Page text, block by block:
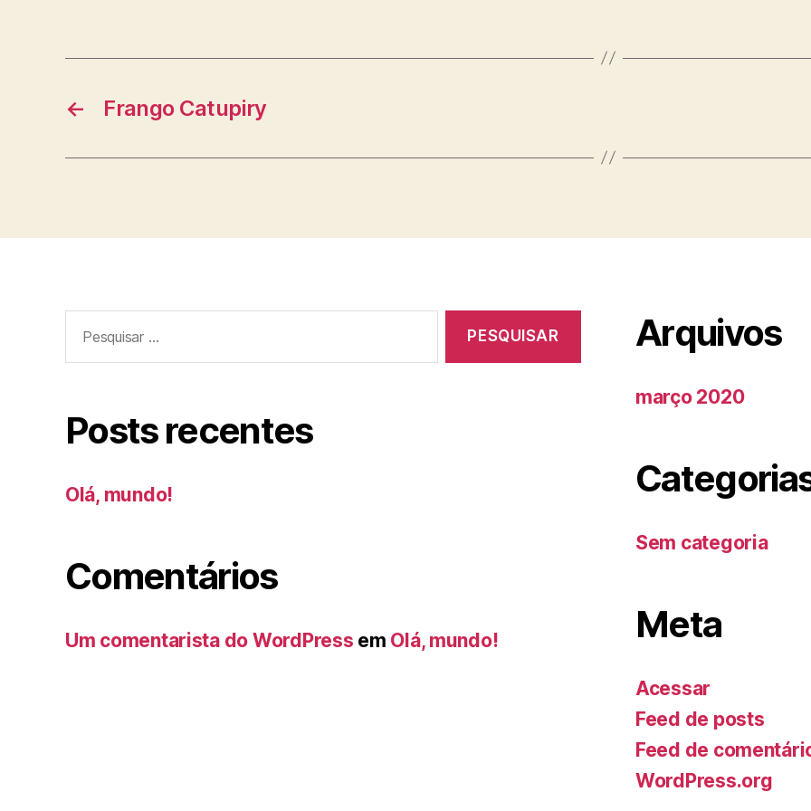
← Frango Catupiry
Posts recentes
Olá, mundo!
Comentários
Um comentarista do WordPress em Olá, mundo!
Arquivos
março 2020
Sem categoria
Meta
Acessar
Feed de posts
Feed de
WordPress.org